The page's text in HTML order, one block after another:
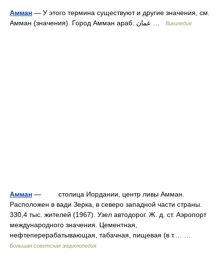
Амман — У этого термина существуют и другие значения, см.
Википедия
Амман — столица Иордании, центр ливы Амман.
Расположен в вади Зерка, в северо западной части страны.
330,4 тыс. жителей (1967). Узел автодорог. Ж. д. ст. Аэропорт
международного значения. Цементная,
нефтеперерабатывающая, табачная, пищевая (в т.… …
Большая советская энциклопедия